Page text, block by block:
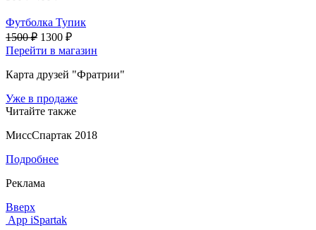
Футболка Тупик
1500 ₽ 1300 ₽
Перейти в магазин
Карта друзей "Фратрии"
Уже в продаже
Читайте также
МиссСпартак 2018
Подробнее
Реклама
Вверх
App iSpartak